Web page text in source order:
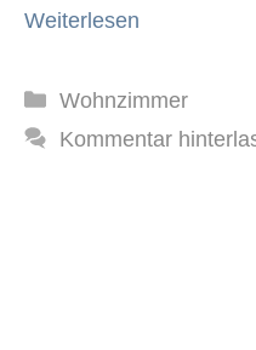
Weiterlesen
Kategorien
Wohnzimmer
Kommentar